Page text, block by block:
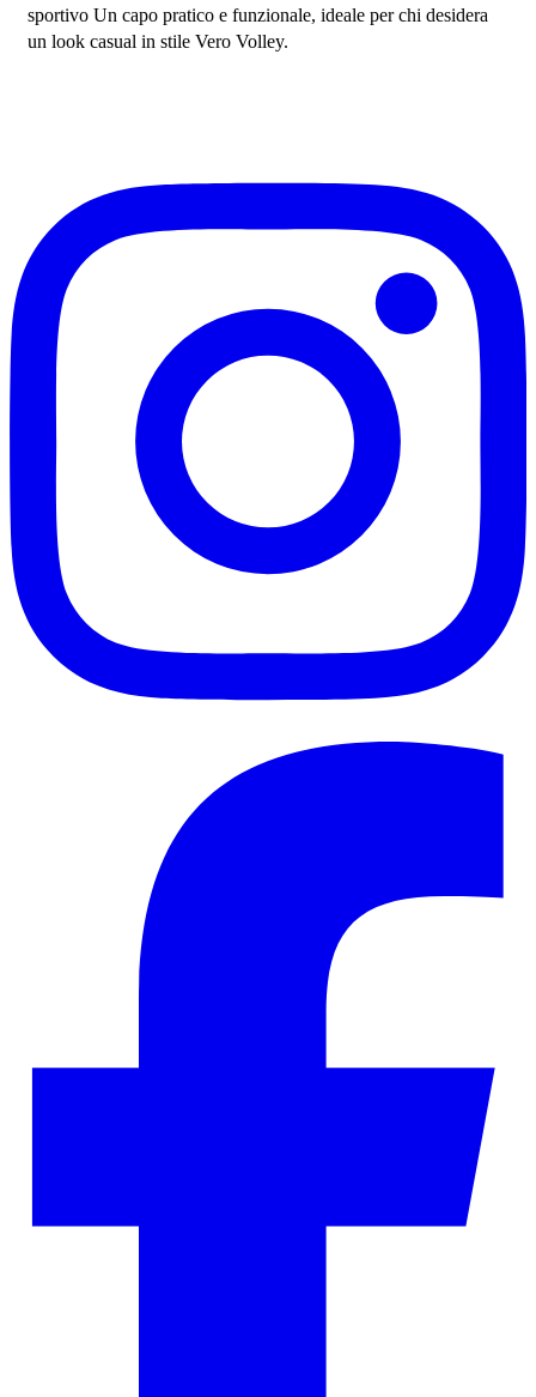
sportivo Un capo pratico e funzionale, ideale per chi desidera
un look casual in stile Vero Volley.